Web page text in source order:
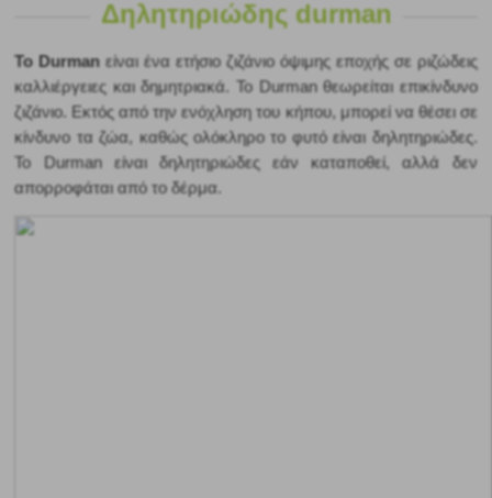
Δηλητηριώδης durman
Το Durman είναι ένα ετήσιο ζιζάνιο όψιμης εποχής σε ριζώδεις
καλλιέργειες και δημητριακά. Το Durman θεωρείται επικίνδυνο
ζιζάνιο. Εκτός από την ενόχληση του κήπου, μπορεί να θέσει σε
κίνδυνο τα ζώα, καθώς ολόκληρο το φυτό είναι δηλητηριώδες.
Το Durman είναι δηλητηριώδες εάν καταποθεί, αλλά δεν
απορροφάται από το δέρμα.